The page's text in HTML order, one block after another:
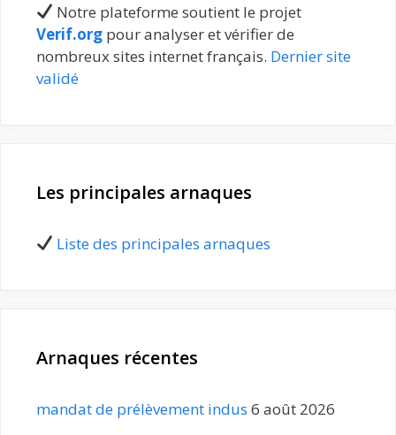
Notre plateforme soutient le projet
Verif.org pour analyser et vérifier de
nombreux sites internet français. Dernier site
validé
Les principales arnaques
Liste des principales arnaques
Arnaques récentes
mandat de prélèvement indus 6 août 2026